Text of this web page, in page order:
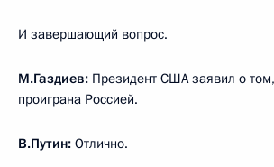
И завершающий вопрос.
М.Газдиев: Президент США заявил о
проиграна Россией.
В.Путин: Отлично.